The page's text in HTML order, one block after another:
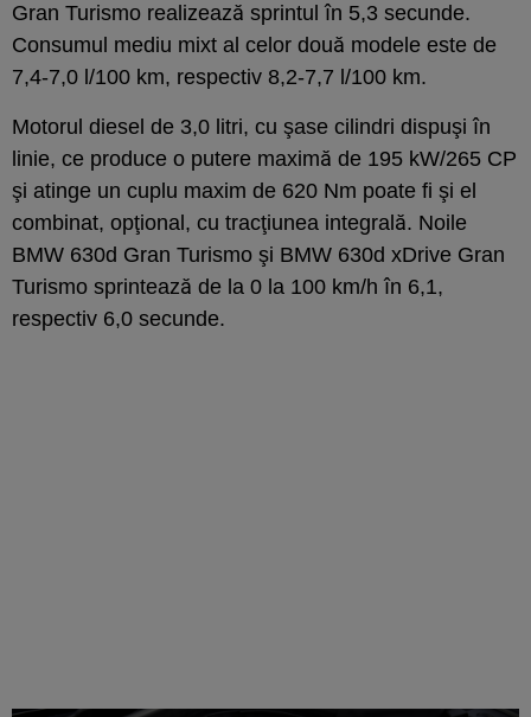
Gran Turismo realizează sprintul în 5,3 secunde.
Consumul mediu mixt al celor două modele este de
7,4-7,0 l/100 km, respectiv 8,2-7,7 l/100 km.
Motorul diesel de 3,0 litri, cu şase cilindri dispuşi în
linie, ce produce o putere maximă de 195 kW/265 CP
şi atinge un cuplu maxim de 620 Nm poate fi şi el
combinat, opţional, cu tracţiunea integrală. Noile
BMW 630d Gran Turismo şi BMW 630d xDrive Gran
Turismo sprintează de la 0 la 100 km/h în 6,1,
respectiv 6,0 secunde.